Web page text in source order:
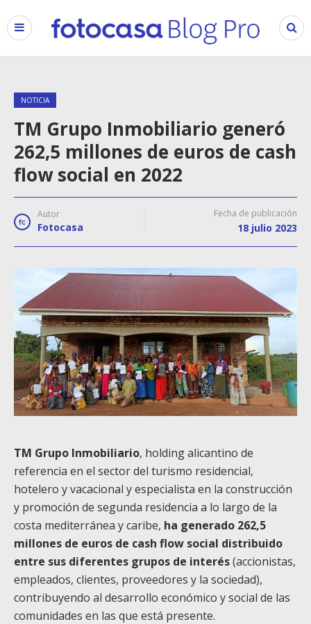
NOTICIA
TM Grupo Inmobiliario generó
262,5 millones de euros de cash
flow social en 2022
Autor
Fotocasa
Fecha de publicación
18 julio 2023
TM Grupo Inmobiliario, holding alicantino de
referencia en el sector del turismo residencial,
hotelero y vacacional y especialista en la construcción
y promoción de segunda residencia a lo largo de la
costa mediterránea y caribe, ha generado 262,5
millones de euros de cash flow social distribuido
entre sus diferentes grupos de interés(accionistas,
empleados, clientes, proveedores y la sociedad),
contribuyendo al desarrollo económico y social de las
comunidades en las que está presente.